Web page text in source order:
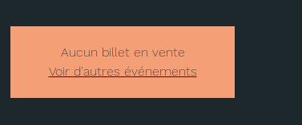
Aucun billet en vente
Voir d'autres événements